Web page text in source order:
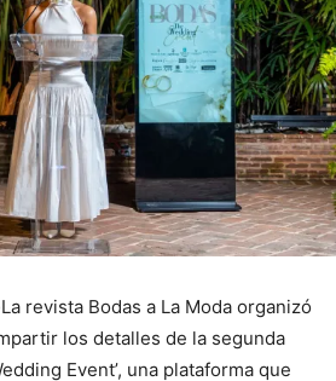
La revista Bodas a La Moda organizó
los detalles de la segunda
Event’, una plataforma que